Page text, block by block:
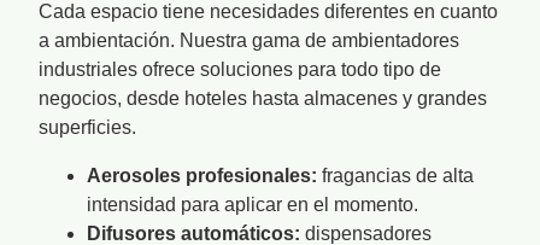
Cada espacio tiene necesidades diferentes en cuanto
a ambientación. Nuestra gama de ambientadores
industriales ofrece soluciones para todo tipo de
negocios, desde hoteles hasta almacenes y grandes
superficies.
Aerosoles profesionales: fragancias de alta
intensidad para aplicar en el momento.
Difusores automáticos: dispensadores